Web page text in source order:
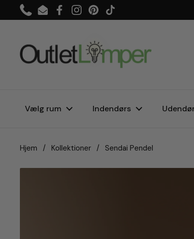
Gå til indhold
PhoneEmailFacebook
Instagram
Pinterest
TikTok
Vælg rum Indendørs
Hjem / Kollektioner / Sendai Pendel